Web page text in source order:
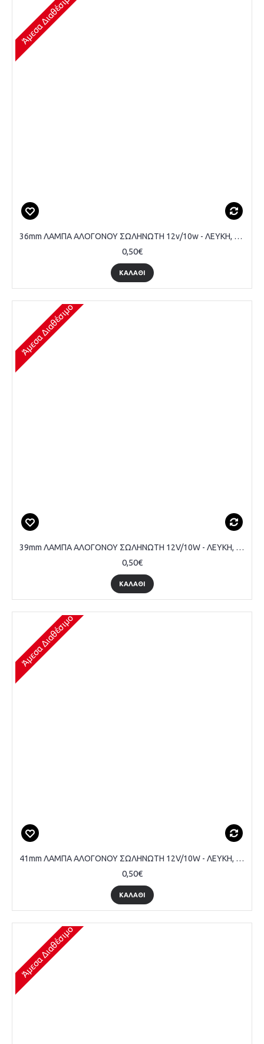
Άμεσα Διαθέσιμο
36mm ΛΑΜΠΑ ΑΛΟΓΟΝΟΥ ΣΩΛΗΝΩΤΗ 12v/10w - ΛΕΥΚΗ, ΤΕΜΑΧΙΟ
0,50€
ΚΑΛΆΘΙ
Άμεσα Διαθέσιμο
39mm ΛΑΜΠΑ ΑΛΟΓΟΝΟΥ ΣΩΛΗΝΩΤΗ 12V/10W - ΛΕΥΚΗ, ΤΕΜΑΧΙΟ
0,50€
ΚΑΛΆΘΙ
Άμεσα Διαθέσιμο
41mm ΛΑΜΠΑ ΑΛΟΓΟΝΟΥ ΣΩΛΗΝΩΤΗ 12V/10W - ΛΕΥΚΗ, ΤΕΜΑΧΙΟ
0,50€
ΚΑΛΆΘΙ
Άμεσα Διαθέσιμο